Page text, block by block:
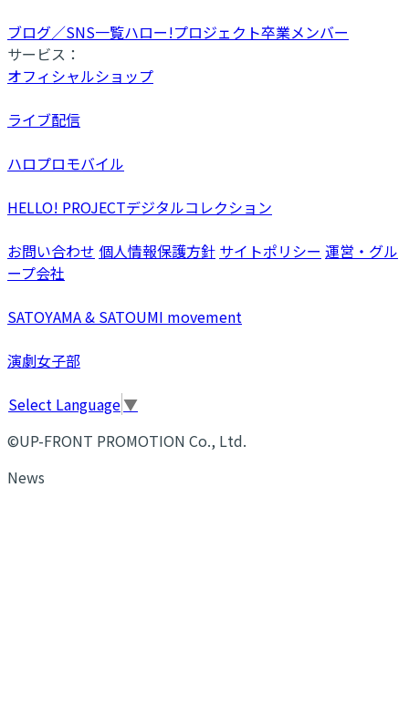
ブログ／SNS一覧ハロー!プロジェクト卒業メンバー
サービス：
オフィシャルショップ
ライブ配信
ハロプロモバイル
HELLO! PROJECTデジタルコレクション
お問い合わせ 個人情報保護方針 サイトポリシー 運営・グル
ープ会社
SATOYAMA & SATOUMI movement
演劇女子部
Select Language▼
©UP-FRONT PROMOTION Co., Ltd.
News